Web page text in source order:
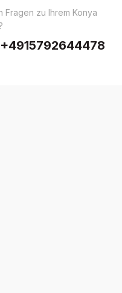
zu Ihrem Konya
+4915792644478